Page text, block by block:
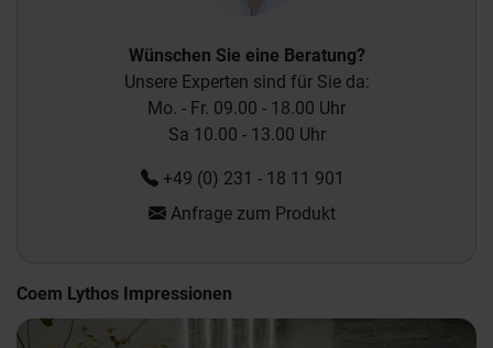
Wünschen Sie eine Beratung?
Unsere Experten sind für Sie da:
Mo. - Fr. 09.00 - 18.00 Uhr
Sa 10.00 - 13.00 Uhr
+49 (0) 231 - 18 11 901
Anfrage zum Produkt
Coem Lythos Impressionen